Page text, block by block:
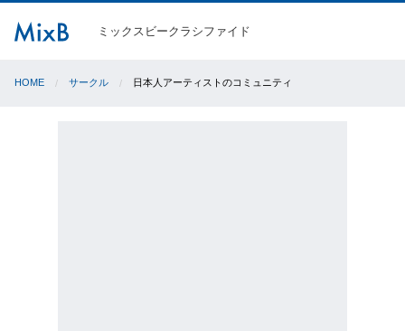
ミックスビークラシファイド
HOME サークル 日本人アーティストのコミュニティ